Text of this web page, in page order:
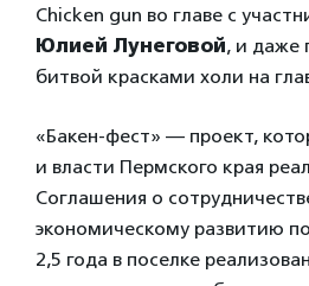
Chicken gun во главе с
Юлией Лунеговой, и даже
битвой красками холи на
«Бакен-фест» — проект,
и власти Пермского края
Соглашения о
экономическому развитию
2,5 года в поселке